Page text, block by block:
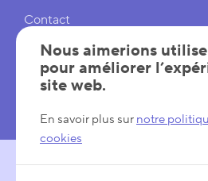
Contact
Cookies
Réglages cookies
Nous aimerions
pour améliorer
site web.
En savoir plus sur notre
cookies